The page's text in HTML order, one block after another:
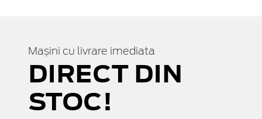
Mașini cu livrare imediata
DIRECT DIN
STOC!